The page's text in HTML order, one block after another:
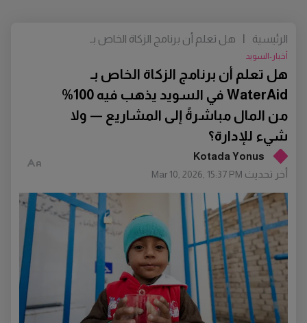
Kotada Yonus
أخر تحديث Mar 10, 2026, 15:37 PM
هل تعلم أن برنامج الزكاة الخاص بـ
WaterAid في السويد يذهب فيه 100%
من المال مباشرةً إلى المشاريع — ولا
شيء للإدارة؟
أخبار-السويد
الرئيسية
هل تعلم أن برنامج الزكاة الخاص بـ
المال مباشرةً إلى المشاريع — ولا شيء
للإدارة؟